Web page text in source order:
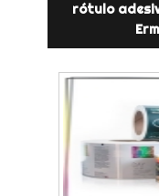
rótulo